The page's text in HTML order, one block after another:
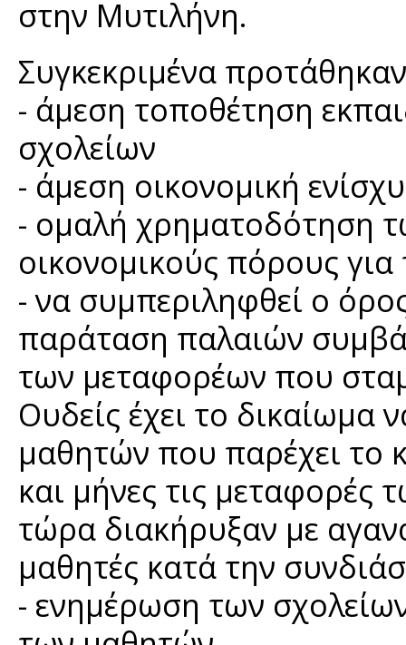
στην Μυτιλήνη.
Συγκεκριμένα
- άμεση τοποθέτηση
σχολείων
- άμεση οικονομική
- ομαλή χρηματοδότηση
οικονομικούς πόρους για
- να συμπεριληφθεί ο
παράταση παλαιών
των μεταφορέων που
Ουδείς έχει το δικαίωμα
μαθητών που παρέχει το
και μήνες τις μεταφορές
τώρα διακήρυξαν με
μαθητές κατά την
- ενημέρωση των